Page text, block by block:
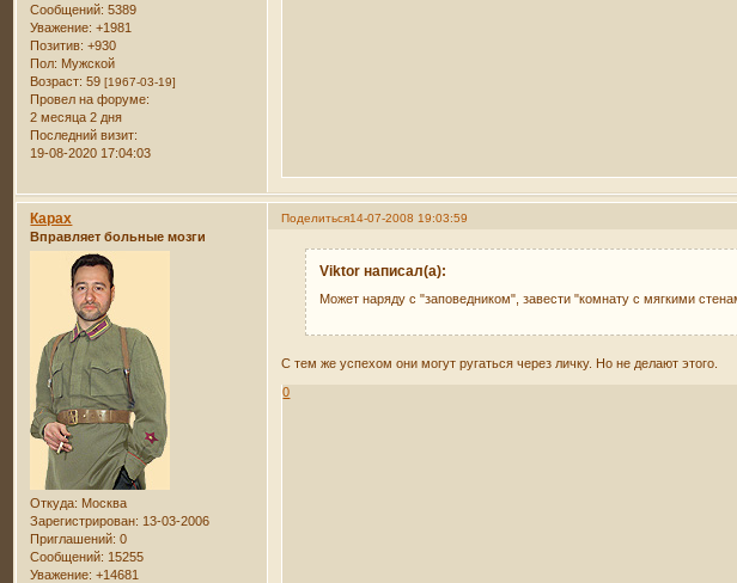
Сообщений: 5389
Уважение: +1981
Позитив: +930
Пол: Мужской
Возраст: 59[1967-03-19]
Провел на форуме:
2 месяца 2 дня
Последний визит:
19-08-2020 17:04:03
Поделиться14-07-2008 19:03:59
Карах
Вправляет больные мозги
Откуда: Москва
Зарегистрирован: 13-03-2006
Приглашений: 0
Сообщений: 15255
Уважение: +14681
Viktor написал(а):
Может наряду с "заповедником", завести "комнату с мягкими
С тем же успехом они могут ругаться через личку. Но не делают этого.
0